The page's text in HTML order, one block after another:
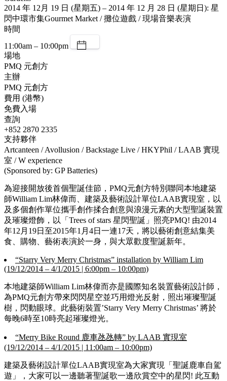
2014 年 12月 19 日 (星期五) – 2014 年 12 月 28 日 (星期日): 星
閃中環市集Gourmet Market / 攤位遊戲 / 現場音樂表演
時間
11:00am – 10:00pm
場地
PMQ 元創方
主辦
PMQ 元創方
費用 (港幣)
免費入場
查詢
+852 2870 2335
支持夥伴
Artcanteen / Avollusion / Backstage Live / HKYPhil / LAAB 實現
室 / W experience
(Sponsored by: GP Batteries)
為迎接開放後首個聖誕佳節，PMQ元創方特別聯同本地建築
師William Lim林偉而、建築及藝術設計單位LAAB實現室，以
及多個創作單位攜手創作揉合創意與浪漫元素的大型聖誕裝置
及璀璨燈飾，以「Trees of stars 星閃聖誕」照亮PMQ! 由2014
年12月19日至2015年1月4日一連17天，將以藝術創意結集美
食、購物、藝術表演於一身，與大眾歡度聖誕新年。
“Starry Very Merry Christmas” installation by William Lim
(19/12/2014 – 4/1/2015 | 6:00pm – 10:00pm)
本地建築師William Lim林偉而亦是國際知名裝置藝術設計師，
為PMQ元創方帶來閃閃星空並巧用燈光反射，照出璀璨聖誕
樹，閃動眼球。此藝術裝置’Starry Very Merry Christmas’ 將於
每晚6時至10時亮起璀璨燈光。
“Merry Bike Round 鹿車氹氹轉” by LAAB 實現室
(19/12/2014 – 4/1/2015 | 11:00am – 10:00pm)
建築及藝術設計單位LAAB實現室為大家實現「聖誕鹿車自駕
遊」，大家可以一邊聽著聖誕歌一邊欣賞空中的星閃! 此互動